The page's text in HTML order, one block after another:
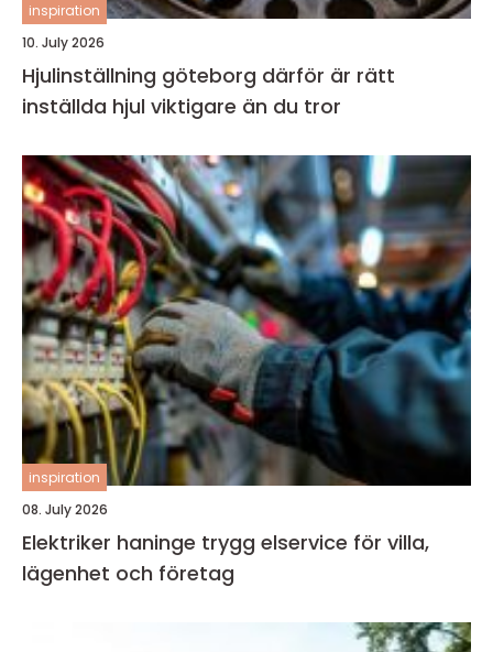
inspiration
10. July 2026
Hjulinställning göteborg därför är rätt
inställda hjul viktigare än du tror
inspiration
08. July 2026
Elektriker haninge trygg elservice för villa,
lägenhet och företag